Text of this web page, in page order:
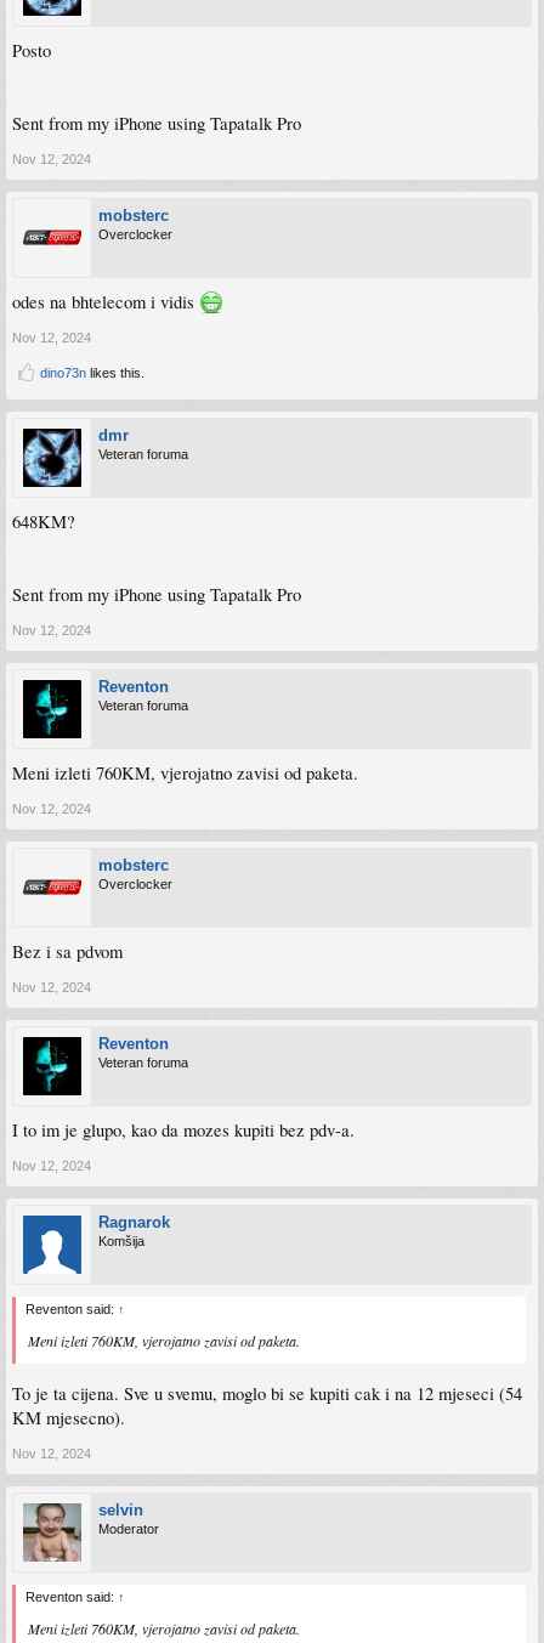
Posto
Sent from my iPhone using Tapatalk Pro
Nov 12, 2024
mobsterc
Overclocker
odes na bhtelecom i vidis
Nov 12, 2024
dino73n likes this.
dmr
Veteran foruma
648KM?
Sent from my iPhone using Tapatalk Pro
Nov 12, 2024
Reventon
Veteran foruma
Meni izleti 760KM, vjerojatno zavisi od paketa.
Nov 12, 2024
mobsterc
Overclocker
Bez i sa pdvom
Nov 12, 2024
Reventon
Veteran foruma
I to im je glupo, kao da mozes kupiti bez pdv-a.
Nov 12, 2024
Ragnarok
Komšija
Reventon said: ↑
Meni izleti 760KM, vjerojatno zavisi od paketa.
To je ta cijena. Sve u svemu, moglo bi se kupiti cak i na 12 mjeseci (54
KM mjesecno).
Nov 12, 2024
selvin
Moderator
Reventon said: ↑
Meni izleti 760KM, vjerojatno zavisi od paketa.